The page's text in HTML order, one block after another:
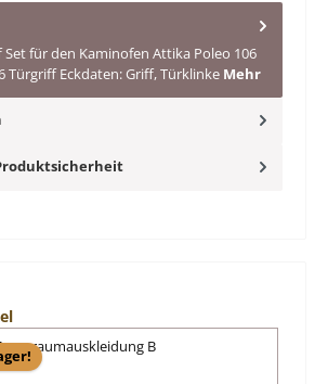
für den Kaminofen Attika Poleo 106
Türgriff Eckdaten: Griff, Türklinke Mehr